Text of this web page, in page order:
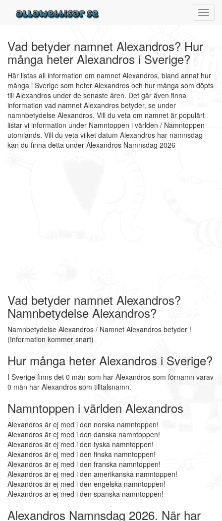
Vad betyder namnet Alexandros? Hur
många heter Alexandros i Sverige?
Här listas all information om namnet Alexandros, bland annat hur
många i Sverige som heter Alexandros och hur många som döpts
till Alexandros under de senaste åren. Det går även finna
information vad namnet Alexandros betyder, se under
namnbetydelse Alexandros. Vill du veta om namnet är populärt
listar vi information under Namntoppen i världen / Namntoppen
utomlands. Vill du veta vilket datum Alexandros har namnsdag
kan du finna detta under Alexandros Namnsdag 2026
Vad betyder namnet Alexandros?
Namnbetydelse Alexandros?
Namnbetydelse Alexandros / Namnet Alexandros betyder !
(Information kommer snart)
Hur många heter Alexandros i Sverige?
I Sverige finns det 0 män som har Alexandros som förnamn varav
0 män har Alexandros som tilltalsnamn.
Namntoppen i världen Alexandros
Alexandros är ej med i den norska namntoppen!
Alexandros är ej med i den danska namntoppen!
Alexandros är ej med i den tyska namntoppen!
Alexandros är ej med i den finska namntoppen!
Alexandros är ej med i den franska namntoppen!
Alexandros är ej med i den amerikanska namntoppen!
Alexandros är ej med i den engelska namntoppen!
Alexandros är ej med i den spanska namntoppen!
Alexandros Namnsdag 2026. När har